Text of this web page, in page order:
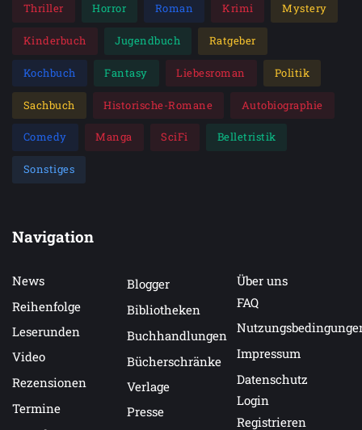
Thriller Horror Roman Krimi Mystery
Kinderbuch Jugendbuch Ratgeber
Kochbuch Fantasy Liebesroman Politik
Sachbuch Historische-Romane Autobiographie
Comedy Manga SciFi Belletristik
Sonstiges
Navigation
News
Reihenfolge
Leserunden
Video
Rezensionen
Termine
Blogger
Bibliotheken
Buchhandlungen
Bücherschränke
Verlage
Presse
Über uns
FAQ
Impressum
Datenschutz
Login
Registrieren